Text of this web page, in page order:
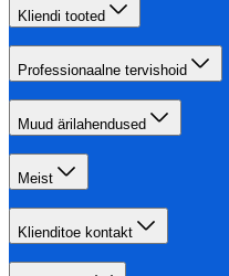
Kliendi tooted
Professionaalne tervishoid
Muud ärilahendused
Meist
Klienditoe kontakt